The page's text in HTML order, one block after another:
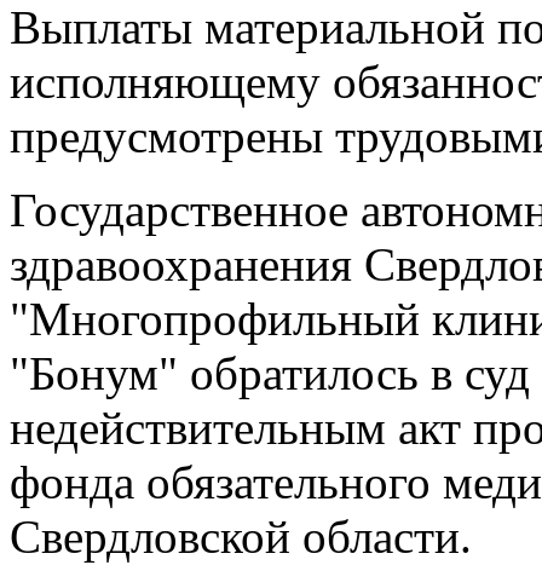
Выплаты материальной
исполняющему
предусмотрены
Государственное
здравоохранения
"Многопрофильный
"Бонум" обратилось в
недействительным акт
фонда обязательного
Свердловской области.